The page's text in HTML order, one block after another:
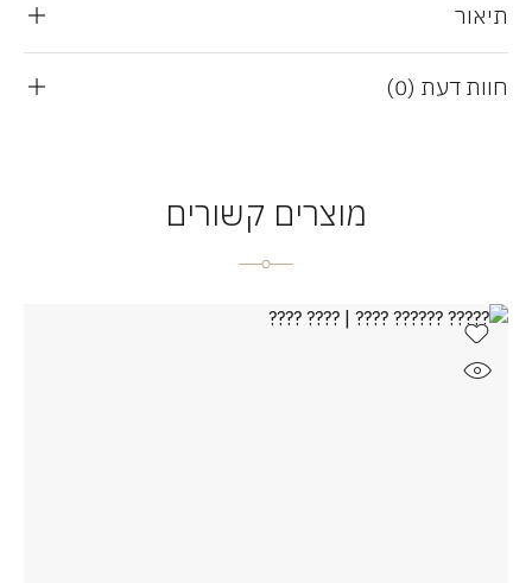
תיאור
חוות דעת (0)
מוצרים קשורים